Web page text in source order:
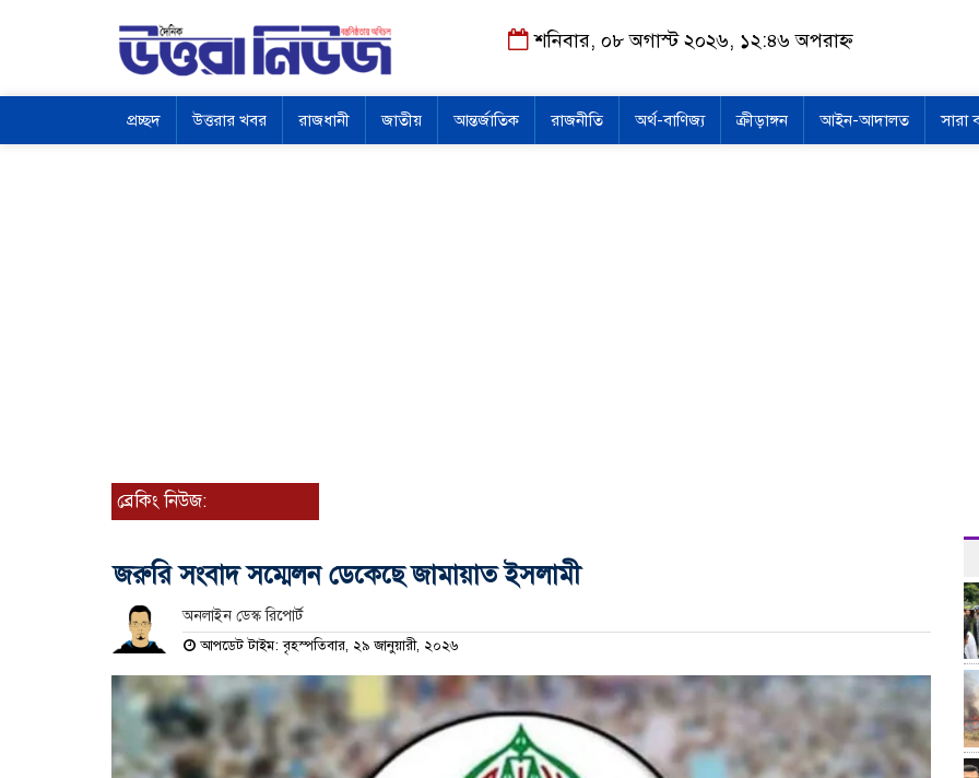
শনিবার, ০৮ অগাস্ট ২০২৬, ১২:৪৬ অপরাহ্ন
প্রচ্ছদ উত্তরার খবর রাজধানী জাতীয় আন্তর্জাতিক রাজনীতি অর্থ-বাণিজ্য ক্রীড়াঙ্গন আইন-আদালত সারা
ব্রেকিং নিউজ:
জরুরি সংবাদ সম্মেলন ডেকেছে জামায়াত ইসলামী
অনলাইন ডেস্ক রিপোর্ট
আপডেট টাইম: বৃহস্পতিবার, ২৯ জানুয়ারী, ২০২৬